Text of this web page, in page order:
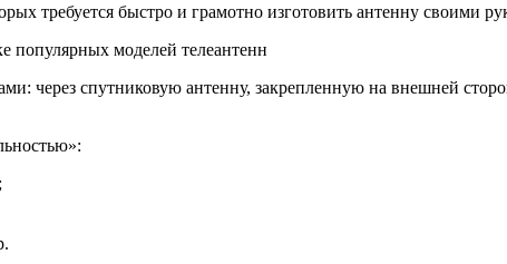
требуется быстро и грамотно изготовить антенну своими
через спутниковую антенну, закрепленную на внешней